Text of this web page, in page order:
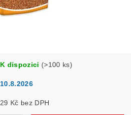
K dispozici (>100 ks)
10.8.2026
29 Kč bez DPH